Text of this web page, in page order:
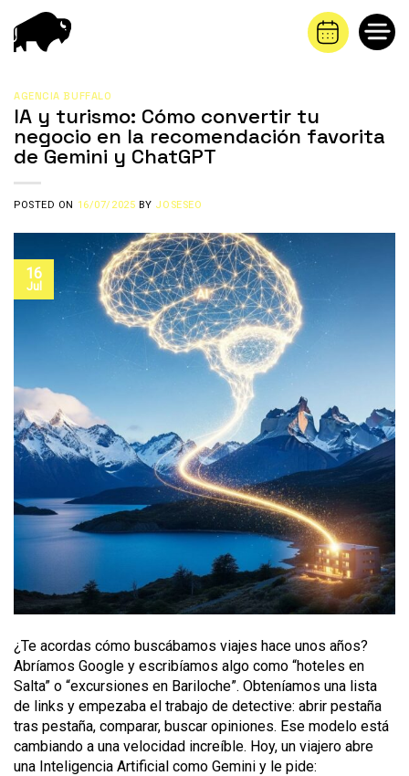
contenido
AGENCIA BUFFALO
IA y turismo: Cómo convertir tu
negocio en la recomendación favorita
de Gemini y ChatGPT
POSTED ON 16/07/2025 BY JOSESEO
16
Jul
¿Te acordas cómo buscábamos viajes hace unos años?
Abríamos Google y escribíamos algo como “hoteles en
Salta” o “excursiones en Bariloche”. Obteníamos una lista
de links y empezaba el trabajo de detective: abrir pestaña
tras pestaña, comparar, buscar opiniones. Ese modelo está
cambiando a una velocidad increíble. Hoy, un viajero abre
una Inteligencia Artificial como Gemini y le pide: